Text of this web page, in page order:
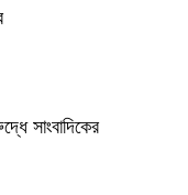
সাংবাদিকের